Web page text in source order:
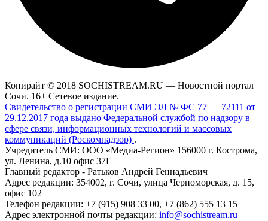
Копирайт © 2018 SOCHISTREAM.RU — Новостной портал
Сочи. 16+ Сетевое издание.
Свидетельство о регистрации СМИ ЭЛ № ФС 77 — 72111 от
29.12.2017 года выдано Федеральной службой по надзору в
сфере связи, информационных технологий и массовых
коммуникаций (Роскомнадзор) .
Учредитель СМИ: ООО «Медиа-Регион» 156000 г. Кострома,
ул. Ленина, д.10 офис 37Г
Главный редактор - Ратьков Андрей Геннадьевич
Адрес редакции: 354002, г. Сочи, улица Черноморская, д. 15,
офис 102
Телефон редакции: +7 (915) 908 33 00, +7 (862) 555 13 15
Адрес электронной почты редакции: info@sochistream.ru